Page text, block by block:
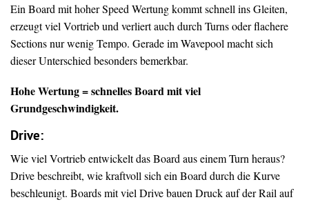
Ein Board mit hoher Speed Wertung kommt schnell ins Gleiten,
erzeugt viel Vortrieb und verliert auch durch Turns oder flachere
Sections nur wenig Tempo. Gerade im Wavepool macht sich
dieser Unterschied besonders bemerkbar.
Hohe Wertung = schnelles Board mit viel
Grundgeschwindigkeit.
Drive:
Wie viel Vortrieb entwickelt das Board aus einem Turn heraus?
Drive beschreibt, wie kraftvoll sich ein Board durch die Kurve
beschleunigt. Boards mit viel Drive bauen Druck auf der Rail auf